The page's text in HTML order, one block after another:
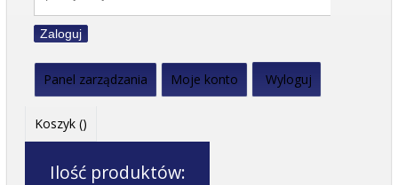
Zaloguj
Panel zarządzania Moje konto Wyloguj
Koszyk ()
Ilość produktów: